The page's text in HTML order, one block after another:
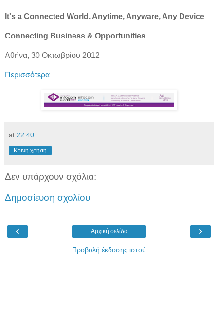
It's a Connected World. Anytime, Anyware, Any Device
Connecting Business & Opportunities
Αθήνα, 30 Οκτωβρίου 2012
Περισσότερα
at 22:40
Κοινή χρήση
Δεν υπάρχουν σχόλια:
Δημοσίευση σχολίου
‹ ›
Αρχική σελίδα
Προβολή έκδοσης ιστού